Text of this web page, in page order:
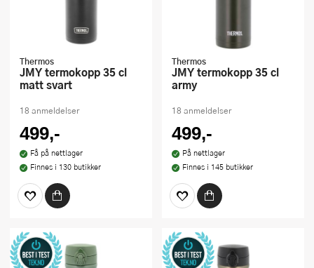
Thermos
JMY termokopp 35 cl
matt svart
18 anmeldelser
499,-
Få på nettlager
Finnes i 130 butikker
Thermos
JMY termokopp 35 cl
army
18 anmeldelser
499,-
På nettlager
Finnes i 145 butikker